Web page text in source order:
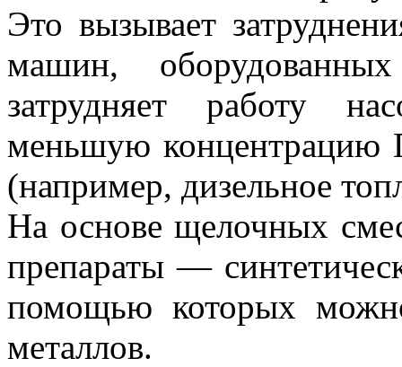
Это вызывает
машин,
затрудняет работу
меньшую концентрацию
(например, дизельное
На основе щелочных
препараты —
помощью которых
металлов.